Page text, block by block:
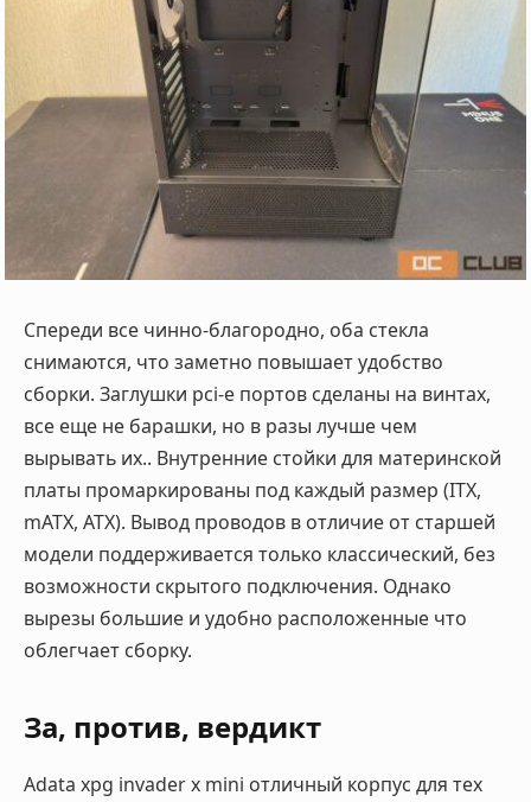
Спереди все чинно-благородно, оба стекла
снимаются, что заметно повышает удобство
сборки. Заглушки pci-e портов сделаны на винтах,
все еще не барашки, но в разы лучше чем
вырывать их.. Внутренние стойки для материнской
платы промаркированы под каждый размер (ITX,
mATX, ATX). Вывод проводов в отличие от старшей
модели поддерживается только классический, без
возможности скрытого подключения. Однако
вырезы большие и удобно расположенные что
облегчает сборку.
За, против, вердикт
Adata xpg invader x mini отличный корпус для тех